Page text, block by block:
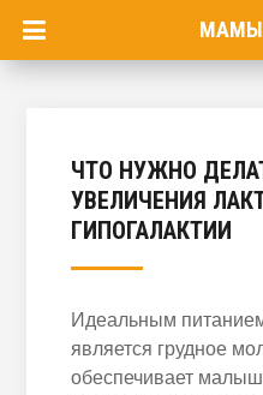
МАМЫ
ЧТО НУЖНО
УВЕЛИЧЕНИЯ
ГИПОГАЛАКТИИ
Идеальным
является грудное
обеспечивает